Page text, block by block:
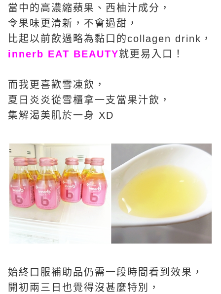
當中的高濃縮蘋果、西柚汁成分，
令果味更清新，不會過甜，
比起以前飲過略為黏口的collagen drink，
innerb EAT BEAUTY就更易入口！
而我更喜歡雪凍飲，
夏日炎炎從雪櫃拿一支當果汁飲，
集解渴美肌於一身 XD
始終口服補助品仍需一段時間看到效果，
開初兩三日也覺得沒甚麼特別，